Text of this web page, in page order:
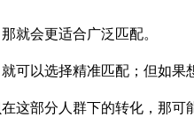
会更适合广泛匹配。
以选择精准匹配；但如果
部分人群下的转化，那可